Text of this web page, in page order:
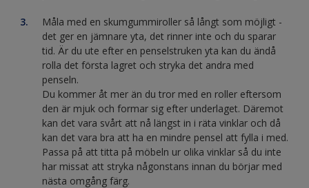
Måla med en skumgummiroller så långt som möjligt -
det ger en jämnare yta, det rinner inte och du sparar
tid. Är du ute efter en penselstruken yta kan du ändå
rolla det första lagret och stryka det andra med
penseln.
Du kommer åt mer än du tror med en roller eftersom
den är mjuk och formar sig efter underlaget. Däremot
kan det vara svårt att nå längst in i räta vinklar och då
kan det vara bra att ha en mindre pensel att fylla i med.
Passa på att titta på möbeln ur olika vinklar så du inte
har missat att stryka någonstans innan du börjar med
nästa omgång färg.